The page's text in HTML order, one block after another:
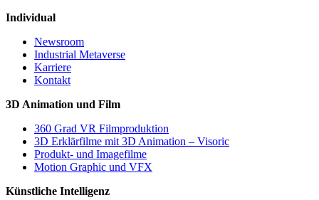
Individual
Newsroom
Industrial Metaverse
Karriere
Kontakt
3D Animation und Film
360 Grad VR Filmproduktion
3D Erklärfilme mit 3D Animation – Visoric
Produkt- und Imagefilme
Motion Graphic und VFX
Künstliche Intelligenz